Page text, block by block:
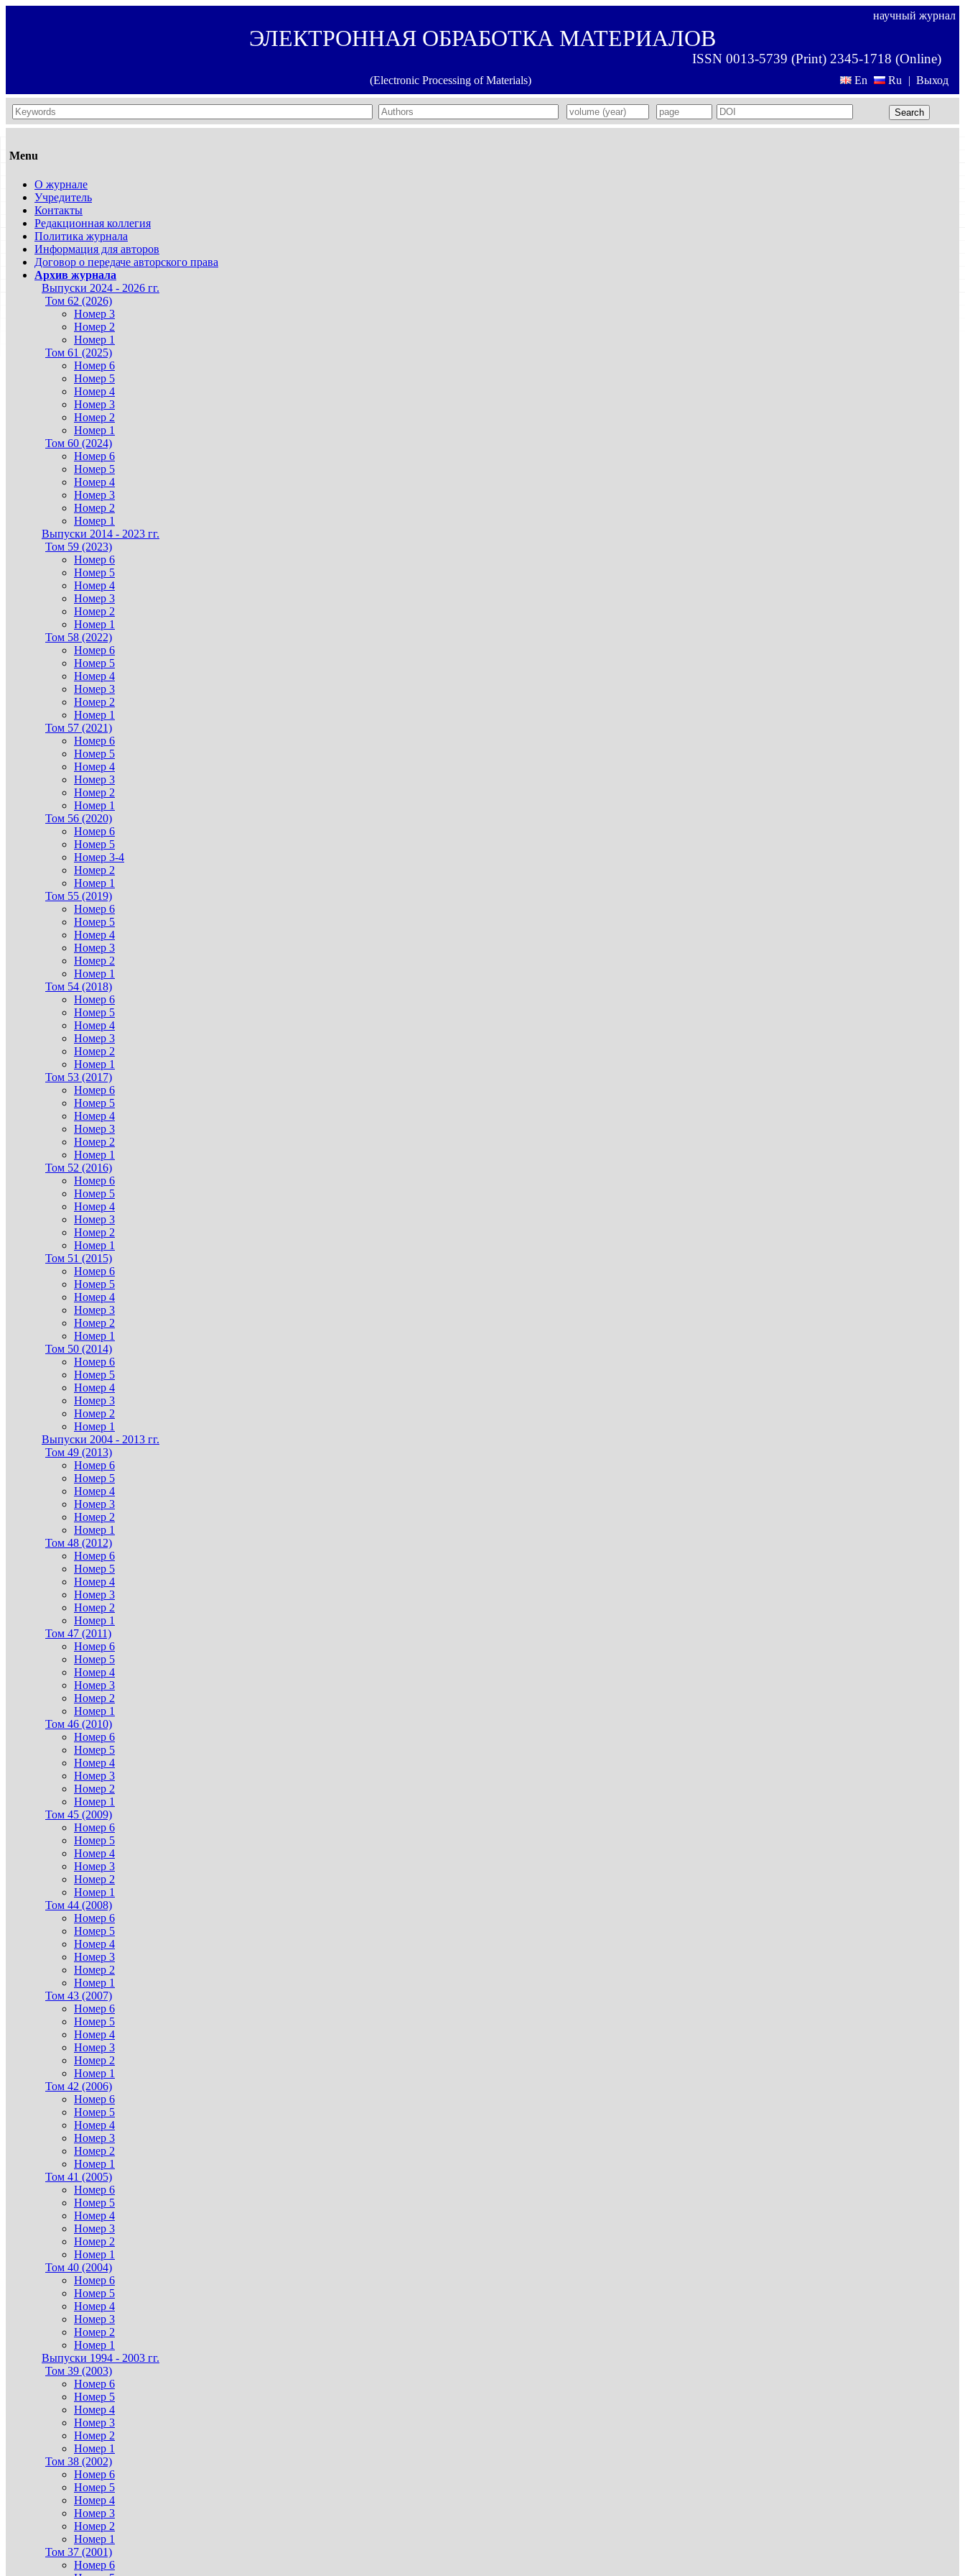
научный журнал
ЭЛЕКТРОННАЯ ОБРАБОТКА МАТЕРИАЛОВ
ISSN 0013-5739 (Print) 2345-1718 (Online)
(Electronic Processing of Materials) Выход
En Ru |
Search
Menu
О журнале
Учредитель
Контакты
Редакционная коллегия
Политика журнала
Информация для авторов
Договор о передаче авторского права
Архив журнала
Выпуски 2024 - 2026 гг.
Том 62 (2026)
Номер 3
Номер 2
Номер 1
Том 61 (2025)
Номер 6
Номер 5
Номер 4
Номер 3
Номер 2
Номер 1
Том 60 (2024)
Номер 6
Номер 5
Номер 4
Номер 3
Номер 2
Номер 1
Выпуски 2014 - 2023 гг.
Том 59 (2023)
Номер 6
Номер 5
Номер 4
Номер 3
Номер 2
Номер 1
Том 58 (2022)
Номер 6
Номер 5
Номер 4
Номер 3
Номер 2
Номер 1
Том 57 (2021)
Номер 6
Номер 5
Номер 4
Номер 3
Номер 2
Номер 1
Том 56 (2020)
Номер 6
Номер 5
Номер 3-4
Номер 2
Номер 1
Том 55 (2019)
Номер 6
Номер 5
Номер 4
Номер 3
Номер 2
Номер 1
Том 54 (2018)
Номер 6
Номер 5
Номер 4
Номер 3
Номер 2
Номер 1
Том 53 (2017)
Номер 6
Номер 5
Номер 4
Номер 3
Номер 2
Номер 1
Том 52 (2016)
Номер 6
Номер 5
Номер 4
Номер 3
Номер 2
Номер 1
Том 51 (2015)
Номер 6
Номер 5
Номер 4
Номер 3
Номер 2
Номер 1
Том 50 (2014)
Номер 6
Номер 5
Номер 4
Номер 3
Номер 2
Номер 1
Выпуски 2004 - 2013 гг.
Том 49 (2013)
Номер 6
Номер 5
Номер 4
Номер 3
Номер 2
Номер 1
Том 48 (2012)
Номер 6
Номер 5
Номер 4
Номер 3
Номер 2
Номер 1
Том 47 (2011)
Номер 6
Номер 5
Номер 4
Номер 3
Номер 2
Номер 1
Том 46 (2010)
Номер 6
Номер 5
Номер 4
Номер 3
Номер 2
Номер 1
Том 45 (2009)
Номер 6
Номер 5
Номер 4
Номер 3
Номер 2
Номер 1
Том 44 (2008)
Номер 6
Номер 5
Номер 4
Номер 3
Номер 2
Номер 1
Том 43 (2007)
Номер 6
Номер 5
Номер 4
Номер 3
Номер 2
Номер 1
Том 42 (2006)
Номер 6
Номер 5
Номер 4
Номер 3
Номер 2
Номер 1
Том 41 (2005)
Номер 6
Номер 5
Номер 4
Номер 3
Номер 2
Номер 1
Том 40 (2004)
Номер 6
Номер 5
Номер 4
Номер 3
Номер 2
Номер 1
Выпуски 1994 - 2003 гг.
Том 39 (2003)
Номер 6
Номер 5
Номер 4
Номер 3
Номер 2
Номер 1
Том 38 (2002)
Номер 6
Номер 5
Номер 4
Номер 3
Номер 2
Номер 1
Том 37 (2001)
Номер 6